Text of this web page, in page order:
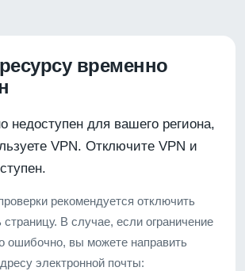
временно
недоступен для вашего региона,
VPN. Отключите VPN и
рекомендуется отключить
В случае, если ограничение
ошибочно, вы можете направить
электронной почты: